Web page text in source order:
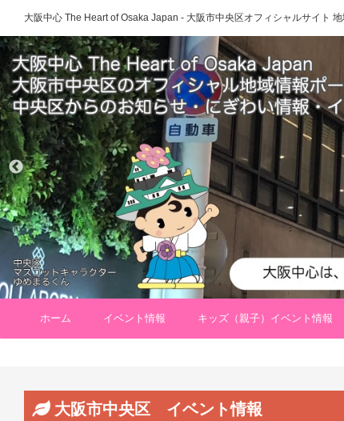
大阪中心 The Heart of Osaka Japan - 大阪市中央区オフィシャルサイト
ホーム イベント情報 キッズ（親子）イベント情報
大阪市中央区 イベント情報